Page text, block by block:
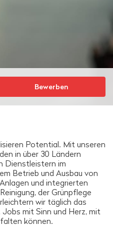
Bewerben
Potential. Mit unseren
in über 30 Ländern
Dienstleistern im
Betrieb und Ausbau von
und integrierten
der Grünpflege
wir täglich das
mit Sinn und Herz, mit
können.